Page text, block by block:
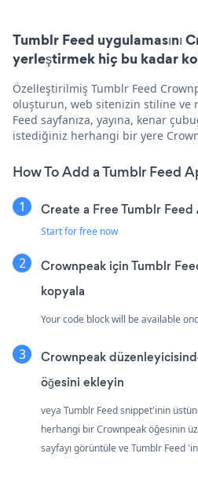
Tumblr Feed uygulamasını
yerleştirmek hiç bu kadar
Özelleştirilmiş Tumblr Feed
oluşturun, web sitenizin stiline ve
Feed sayfanıza, yayına, kenar
istediğiniz herhangi bir yere
How To Add a Tumblr Feed
Create a Free Tumblr Feed
Start for free now
Crownpeak için Tumblr
kopyala
Your code block will be available
Crownpeak
öğesini ekleyin
veya Tumblr Feed snippet'inin
herhangi bir Crownpeak öğesinin
sayfayı görüntüle ve Tumblr Feed